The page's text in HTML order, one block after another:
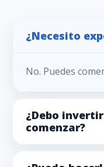
¿Necesito
No. Puedes
¿Debo
comenzar?